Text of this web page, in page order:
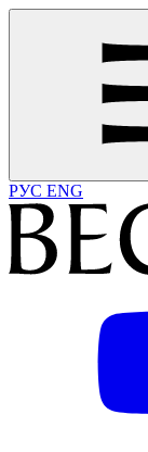
РУС ENG